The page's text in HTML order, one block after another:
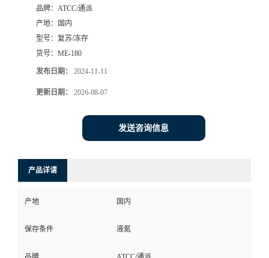
品牌： ATCC/通派
产地：
国内
型号： 复苏/冻存
货号： ME-180
发布日期： 2024-11-11
更新日期： 2026-08-07
发送咨询信息
产品详请
产地 国内
保存条件 液氮